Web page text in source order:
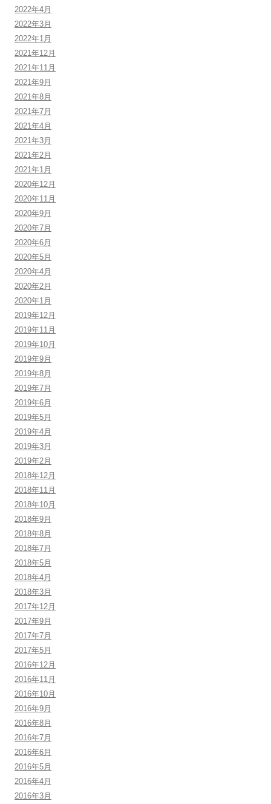
2022年4月
2022年3月
2022年1月
2021年12月
2021年11月
2021年9月
2021年8月
2021年7月
2021年4月
2021年3月
2021年2月
2021年1月
2020年12月
2020年11月
2020年9月
2020年7月
2020年6月
2020年5月
2020年4月
2020年2月
2020年1月
2019年12月
2019年11月
2019年10月
2019年9月
2019年8月
2019年7月
2019年6月
2019年5月
2019年4月
2019年3月
2019年2月
2018年12月
2018年11月
2018年10月
2018年9月
2018年8月
2018年7月
2018年5月
2018年4月
2018年3月
2017年12月
2017年9月
2017年7月
2017年5月
2016年12月
2016年11月
2016年10月
2016年9月
2016年8月
2016年7月
2016年6月
2016年5月
2016年4月
2016年3月